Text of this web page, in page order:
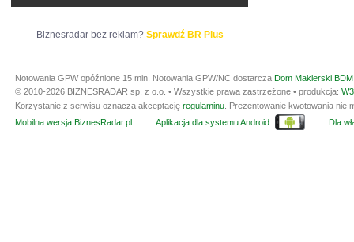
Biznesradar bez reklam? Sprawdź BR Plus
Notowania GPW opóźnione 15 min. Notowania GPW/NC dostarcza Dom Maklerski
© 2010-2026 BIZNESRADAR sp. z o.o. • Wszystkie prawa zastrzeżone • produkcja:
Korzystanie z serwisu oznacza akceptację regulaminu . Prezentowanie kwotowania
Mobilna wersja BiznesRadar.pl
Aplikacja dla systemu Android Dla